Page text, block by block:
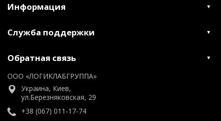
Информация
Служба поддержки
Обратная связь
ООО «ЛОГИКЛАБГРУППА»
Украина, Киев,
ул.Березняковская, 29
+38 (067) 011-17-74